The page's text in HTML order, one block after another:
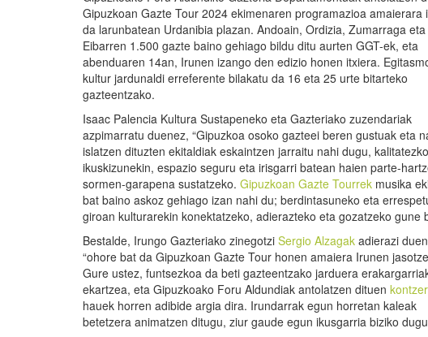
Gipuzkoan Gazte Tour 2024 ekimenaren programazioa amaierara
da larunbatean Urdanibia plazan. Andoain, Ordizia, Zumarraga eta
Eibarren 1.500 gazte baino gehiago bildu ditu aurten GGT-ek, eta
abenduaren 14an, Irunen izango den edizio honen itxiera.
kultur jardunaldi erreferente bilakatu da 16 eta 25 urte bitarteko
gazteentzako.
Isaac Palencia Kultura Sustapeneko eta Gazteriako zuzendariak
azpimarratu duenez, “Gipuzkoa osoko gazteei beren gustuak eta
islatzen dituzten ekitaldiak eskaintzen jarraitu nahi dugu, kalitatezko
ikuskizunekin, espazio seguru eta irisgarri batean haien parte-
sormen-garapena sustatzeko. Gipuzkoan Gazte Tourrek musika
bat baino askoz gehiago izan nahi du; berdintasuneko eta
giroan kulturarekin konektatzeko, adierazteko eta gozatzeko gune
Bestalde, Irungo Gazteriako zinegotzi Sergio Alzagak adierazi
“ohore bat da Gipuzkoan Gazte Tour honen amaiera Irunen
Gure ustez, funtsezkoa da beti gazteentzako jarduera
ekartzea, eta Gipuzkoako Foru Aldundiak antolatzen dituen
hauek horren adibide argia dira. Irundarrak egun horretan kaleak
betetzera animatzen ditugu, ziur gaude egun ikusgarria biziko